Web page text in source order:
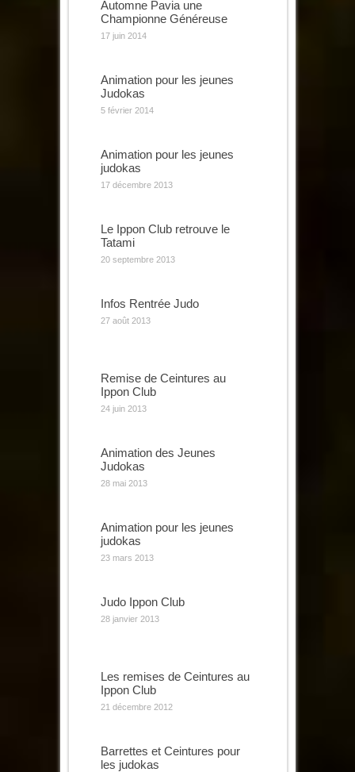
Automne Pavia une
Championne Généreuse
17 juin 2014
Animation pour les jeunes
Judokas
5 février 2014
Animation pour les jeunes
judokas
17 décembre 2013
Le Ippon Club retrouve le
Tatami
20 septembre 2013
Infos Rentrée Judo
27 août 2013
Remise de Ceintures au
Ippon Club
24 juin 2013
Animation des Jeunes
Judokas
28 mai 2013
Animation pour les jeunes
judokas
23 mars 2013
Judo Ippon Club
28 janvier 2013
Les remises de Ceintures au
Ippon Club
21 décembre 2012
Barrettes et Ceintures pour
les judokas